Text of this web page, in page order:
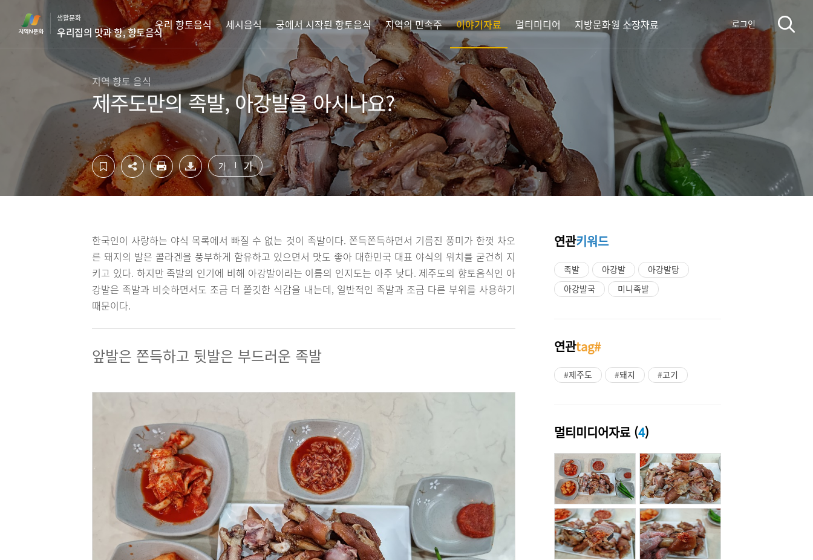
생활문화
우리집의 맛과 향, 향토음식
우리 향토음식 세시음식 궁에서 시작된 향토음식 지역의 민속주 이야기자료 멀티미디어 지방문화원 소장자료 로그인
지역 향토 음식
제주도만의 족발, 아강발을 아시나요?
가 가
한국인이 사랑하는 야식 목록에서 빠질 수 없는 것이 족발이다. 쫀득쫀득하면서 기름진 풍미가 한껏 차오
른 돼지의 발은 콜라겐을 풍부하게 함유하고 있으면서 맛도 좋아 대한민국 대표 야식의 위치를 굳건히 지
키고 있다. 하지만 족발의 인기에 비해 아강발이라는 이름의 인지도는 아주 낮다. 제주도의 향토음식인 아
강발은 족발과 비슷하면서도 조금 더 쫄깃한 식감을 내는데, 일반적인 족발과 조금 다른 부위를 사용하기
때문이다.
앞발은 쫀득하고 뒷발은 부드러운 족발
연관키워드
족발 아강발
아강발탕
아강발국
미니족발
연관tag#
#제주도 #돼지 #고기
멀티미디어자료 (4)